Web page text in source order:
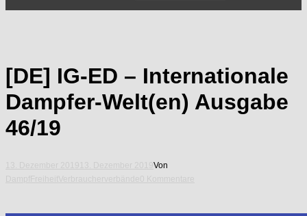
[DE] IG-ED – Internationale
Dampfer-Welt(en) Ausgabe
46/19
Von